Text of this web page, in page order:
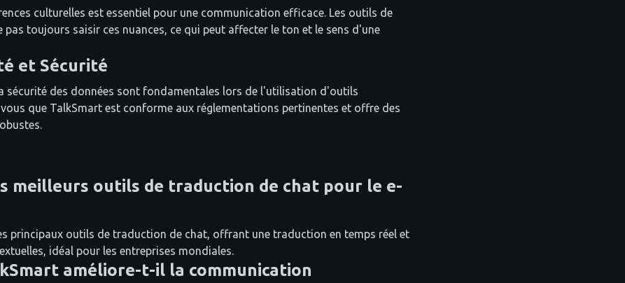
culturelles est essentiel pour une communication efficace. Les outils de
pas toujours saisir ces nuances, ce qui peut affecter le ton et le sens d'une
et Sécurité
sécurité des données sont fondamentales lors de l'utilisation d'outils
que TalkSmart est conforme aux réglementations pertinentes et offre des
meilleurs outils de traduction de chat pour le e-
principaux outils de traduction de chat, offrant une traduction en temps réel et
idéal pour les entreprises mondiales.
améliore-t-il la communication